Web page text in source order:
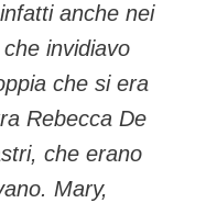
anche nei
invidiavo
che si era
Rebecca De
che erano
Mary,